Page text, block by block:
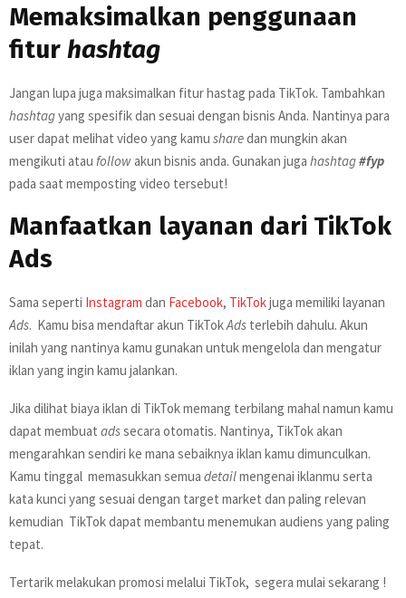
Memaksimalkan penggunaan
fitur hashtag
Jangan lupa juga maksimalkan fitur hastag pada TikTok. Tambahkan
hashtagyang spesifik dan sesuai dengan bisnis Anda. Nantinya para
user dapat melihat video yang kamu sharedan mungkin akan
mengikuti atau followakun bisnis anda. Gunakan juga hashtag#fyp
pada saat memposting video tersebut!
Manfaatkan layanan dari TikTok
Ads
Sama seperti Instagram dan Facebook, TikTokjuga memiliki layanan
Ads. Kamu bisa mendaftar akun TikTokAds terlebih dahulu. Akun
inilah yang nantinya kamu gunakan untuk mengelola dan mengatur
iklan yang ingin kamu jalankan.
Jika dilihat biaya iklan di TikTok memang terbilang mahal namun kamu
dapat membuat adssecara otomatis. Nantinya, TikTok akan
mengarahkan sendiri ke mana sebaiknya iklan kamu dimunculkan.
Kamu tinggal memasukkan semua detailmengenai iklanmu serta
kata kunci yang sesuai dengan target market dan paling relevan
kemudian TikTok dapat membantu menemukan audiens yang paling
tepat.
Tertarik melakukan promosi melalui TikTok, segera mulai sekarang !